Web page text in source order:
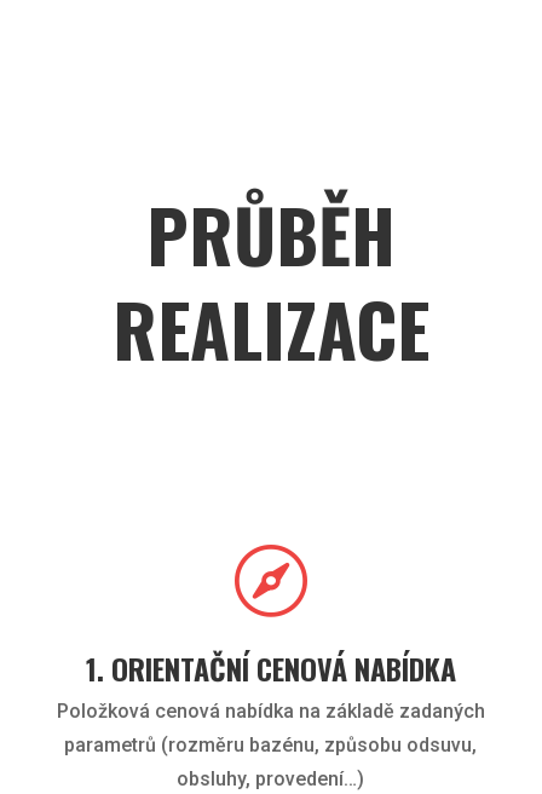
PRŮBĚH
REALIZACE

1. ORIENTAČNÍ CENOVÁ NABÍDKA
Položková cenová nabídka na základě zadaných
parametrů (rozměru bazénu, způsobu odsuvu,
obsluhy, provedení…)